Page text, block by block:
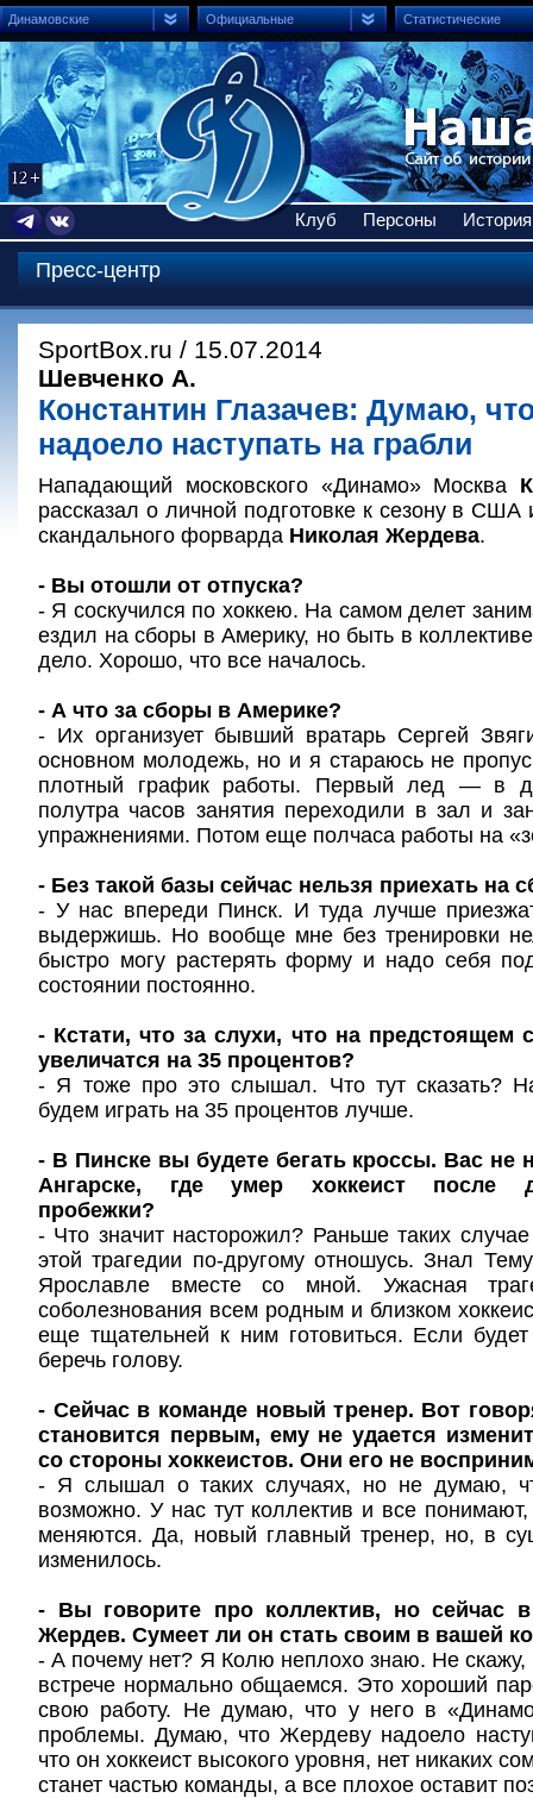
Динамовские Официальные Статистические
Клуб Персоны История
Пресс-центр
SportBox.ru / 15.07.2014
Шевченко А.
Константин Глазачев: Думаю,
надоело наступать на грабли
Нападающий московского «Динамо» Москва
рассказал о личной подготовке к сезону в
скандального форварда Николая Жердева.
- Вы отошли от отпуска?
- Я соскучился по хоккею. На самом делет
ездил на сборы в Америку, но быть в
дело. Хорошо, что все началось.
- А что за сборы в Америке?
- Их организует бывший вратарь Сергей
основном молодежь, но и я стараюсь не
плотный график работы. Первый лед — в
полутра часов занятия переходили в зал и
упражнениями. Потом еще полчаса работы на
- Без такой базы сейчас нельзя приехать на
- У нас впереди Пинск. И туда лучше
выдержишь. Но вообще мне без тренировки
быстро могу растерять форму и надо себя
состоянии постоянно.
- Кстати, что за слухи, что на предстоящем
увеличатся на 35 процентов?
- Я тоже про это слышал. Что тут сказать?
будем играть на 35 процентов лучше.
- В Пинске вы будете бегать кроссы. Вас не
Ангарске, где умер хоккеист после
пробежки?
- Что значит насторожил? Раньше таких
этой трагедии по-другому отношусь. Знал
Ярославле вместе со мной. Ужасная
соболезнования всем родным и близком
еще тщательней к ним готовиться. Если
беречь голову.
- Сейчас в команде новый тренер. Вот
становится первым, ему не удается
со стороны хоккеистов. Они его не
- Я слышал о таких случаях, но не думаю,
возможно. У нас тут коллектив и все
меняются. Да, новый главный тренер, но, в
изменилось.
- Вы говорите про коллектив, но сейчас
Жердев. Сумеет ли он стать своим в вашей
- А почему нет? Я Колю неплохо знаю. Не скажу,
встрече нормально общаемся. Это хороший
свою работу. Не думаю, что у него в
проблемы. Думаю, что Жердеву надоело
что он хоккеист высокого уровня, нет никаких
станет частью команды, а все плохое оставит